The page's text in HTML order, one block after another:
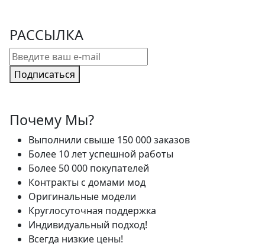
РАССЫЛКА
Подписаться
Почему Мы?
Выполнили свыше 150 000 заказов
Более 10 лет успешной работы
Более 50 000 покупателей
Контракты с домами мод
Оригинальные модели
Круглосуточная поддержка
Индивидуальный подход!
Всегда низкие цены!